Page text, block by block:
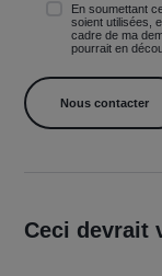
En soumettant
soient utilisées,
cadre de ma
pourrait en
Ceci devrait